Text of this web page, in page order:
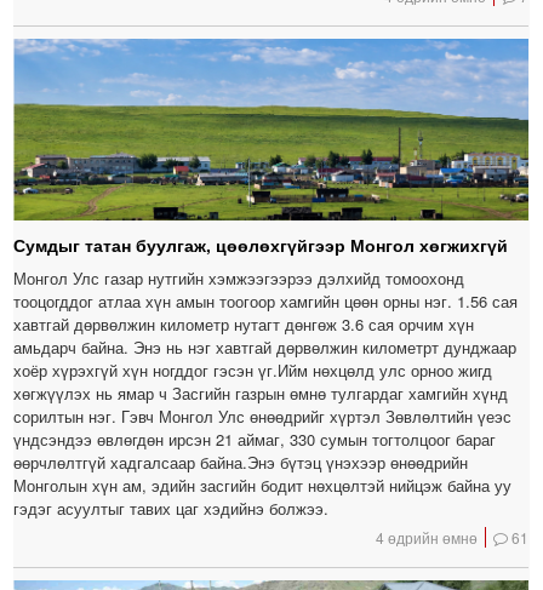
Сумдыг татан буулгаж, цөөлөхгүйгээр Монгол хөгжихгүй
Монгол Улс газар нутгийн хэмжээгээрээ дэлхийд томоохонд
тооцогддог атлаа хүн амын тоогоор хамгийн цөөн орны нэг. 1.56 сая
хавтгай дөрвөлжин километр нутагт дөнгөж 3.6 сая орчим хүн
амьдарч байна. Энэ нь нэг хавтгай дөрвөлжин километрт дунджаар
хоёр хүрэхгүй хүн ногддог гэсэн үг.Ийм нөхцөлд улс орноо жигд
хөгжүүлэх нь ямар ч Засгийн газрын өмнө тулгардаг хамгийн хүнд
сорилтын нэг. Гэвч Монгол Улс өнөөдрийг хүртэл Зөвлөлтийн үеэс
үндсэндээ өвлөгдөн ирсэн 21 аймаг, 330 сумын тогтолцоог бараг
өөрчлөлтгүй хадгалсаар байна.Энэ бүтэц үнэхээр өнөөдрийн
Монголын хүн ам, эдийн засгийн бодит нөхцөлтэй нийцэж байна уу
гэдэг асуултыг тавих цаг хэдийнэ болжээ.
4 өдрийн өмнө 61